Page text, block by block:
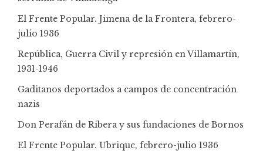
El Frente Popular. Jimena de la Frontera, febrero-
julio 1936
República, Guerra Civil y represión en Villamartín,
1931-1946
Gaditanos deportados a campos de concentración
nazis
Don Perafán de Ribera y sus fundaciones de Bornos
El Frente Popular. Ubrique, febrero-julio 1936